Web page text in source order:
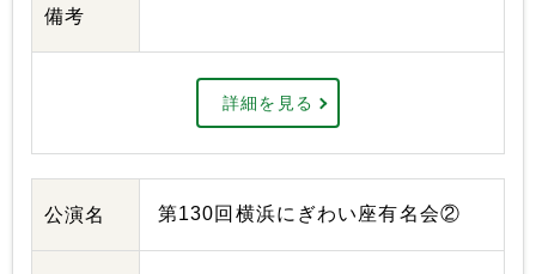
備考
詳細を見る
公演名 第130回横浜にぎわい座有名会②